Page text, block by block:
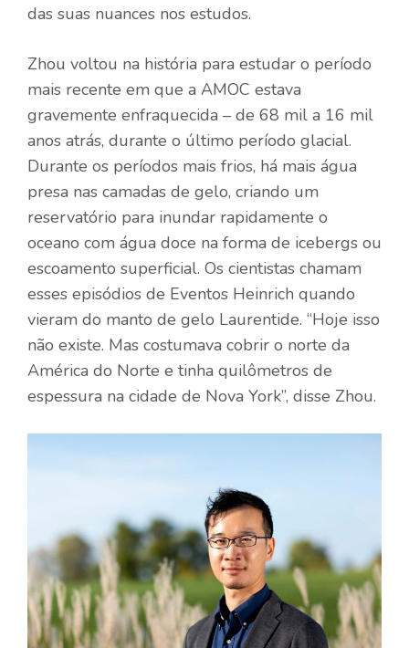
das suas nuances nos estudos.
Zhou voltou na história para estudar o período
mais recente em que a AMOC estava
gravemente enfraquecida – de 68 mil a 16 mil
anos atrás, durante o último período glacial.
Durante os períodos mais frios, há mais água
presa nas camadas de gelo, criando um
reservatório para inundar rapidamente o
oceano com água doce na forma de icebergs ou
escoamento superficial. Os cientistas chamam
esses episódios de Eventos Heinrich quando
vieram do manto de gelo Laurentide. “Hoje isso
não existe. Mas costumava cobrir o norte da
América do Norte e tinha quilômetros de
espessura na cidade de Nova York”, disse Zhou.